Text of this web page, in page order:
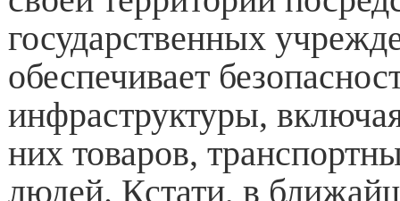
государственных
обеспечивает
инфраструктуры,
них товаров,
людей. Кстати, в